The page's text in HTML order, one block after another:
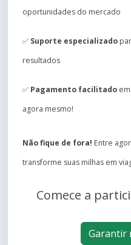
oportunidades do mercado
✅ Suporte especializado
resultados
✅ Pagamento facilitado
agora mesmo!
Não fique de fora! Entre
transforme suas milhas em
Comece a
Garantir